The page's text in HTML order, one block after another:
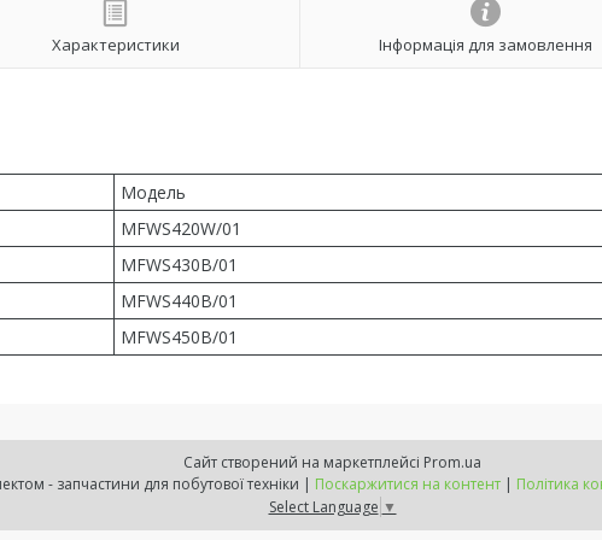
Характеристики Інформація для замовлення
Модель
MFWS420W/01
MFWS430B/01
MFWS440B/01
MFWS450B/01
Сайт створений на маркетплейсі Prom.ua
Комплектом - запчастини для побутової техніки | Поскаржитися на контент | Політика
Select Language ▼